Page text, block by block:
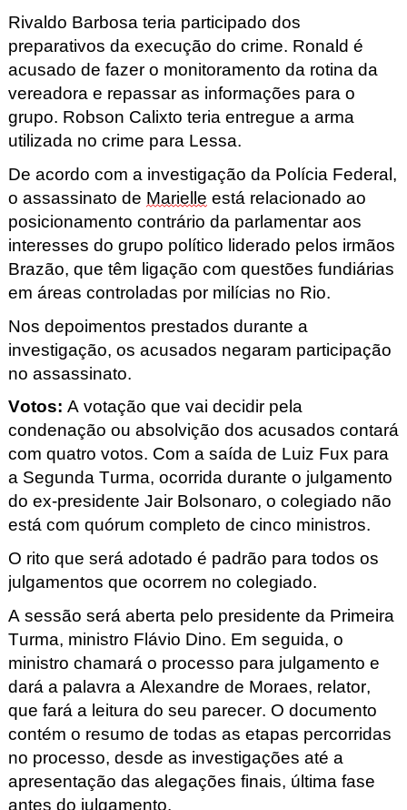
Rivaldo Barbosa teria participado dos
preparativos da execução do crime. Ronald é
acusado de fazer o monitoramento da rotina da
vereadora e repassar as informações para o
grupo. Robson Calixto teria entregue a arma
utilizada no crime para Lessa.
De acordo com a investigação da Polícia Federal,
o assassinato de Marielle está relacionado ao
posicionamento contrário da parlamentar aos
interesses do grupo político liderado pelos irmãos
Brazão, que têm ligação com questões fundiárias
em áreas controladas por milícias no Rio.
Nos depoimentos prestados durante a
investigação, os acusados negaram participação
no assassinato.
Votos: A votação que vai decidir pela
condenação ou absolvição dos acusados contará
com quatro votos. Com a saída de Luiz Fux para
a Segunda Turma, ocorrida durante o julgamento
do ex-presidente Jair Bolsonaro, o colegiado não
está com quórum completo de cinco ministros.
O rito que será adotado é padrão para todos os
julgamentos que ocorrem no colegiado.
A sessão será aberta pelo presidente da Primeira
Turma, ministro Flávio Dino. Em seguida, o
ministro chamará o processo para julgamento e
dará a palavra a Alexandre de Moraes, relator,
que fará a leitura do seu parecer. O documento
contém o resumo de todas as etapas percorridas
no processo, desde as investigações até a
apresentação das alegações finais, última fase
antes do julgamento.